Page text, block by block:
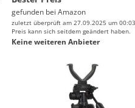
gefunden bei Amazon
zuletzt überprüft am 27.09.2025 um
Preis kann sich seitdem geändert haben.
Keine weiteren Anbieter